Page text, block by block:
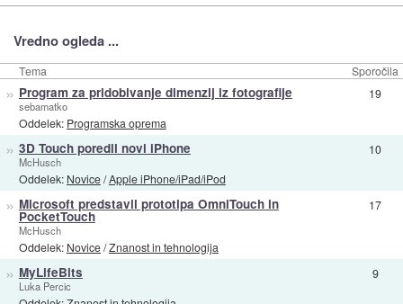
Vredno ogleda ...
Tema Sporočila
» Program za pridobivanje dimenzij iz fotografije
sebamatko
Oddelek: Programska oprema
19
» 3D Touch poredil novi iPhone
McHusch
Oddelek: Novice/Apple iPhone/iPad/iPod
10
» Microsoft predstavil prototipa OmniTouch in
PocketTouch
McHusch
Oddelek: Novice/Znanost in tehnologija
17
» MyLifeBits
Luka Percic
9